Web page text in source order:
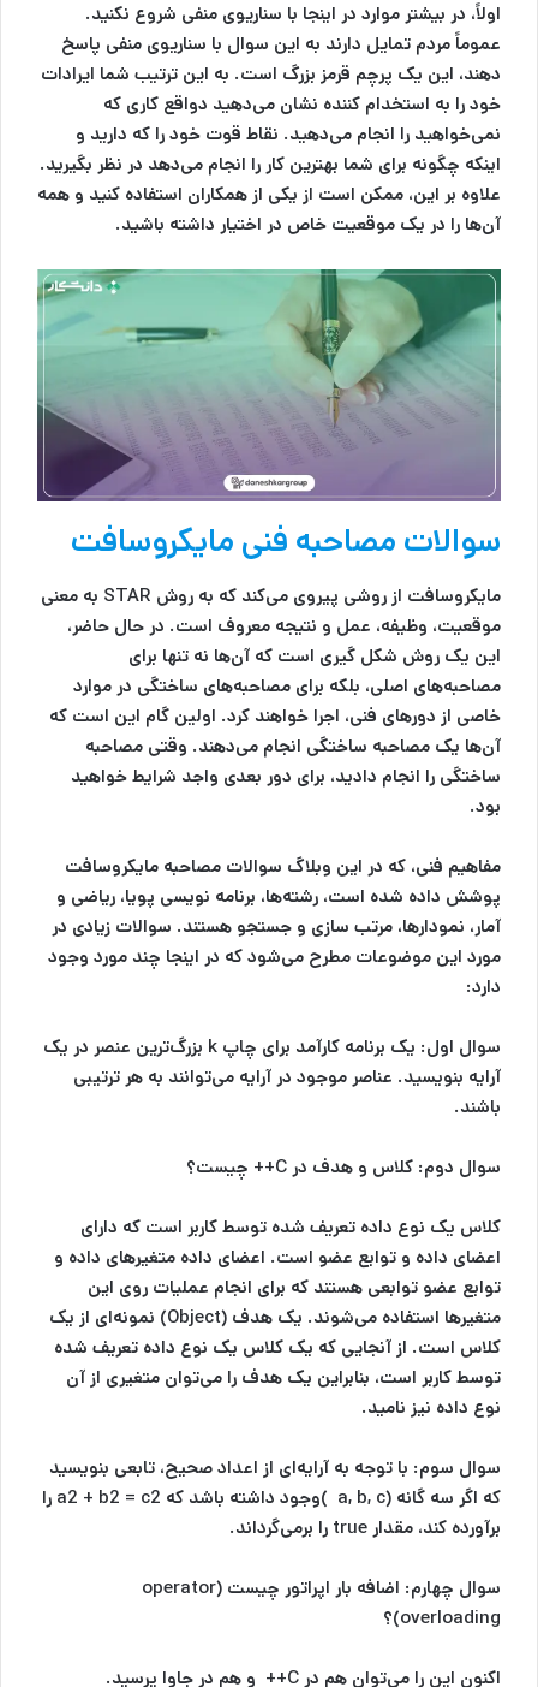
اولاً، در بیشتر موارد در اینجا با سناریوی منفی شروع نکنید.
عموماً مردم تمایل دارند به این سوال با سناریوی منفی پاسخ
دهند، این یک پرچم قرمز بزرگ است. به این ترتیب شما ایرادات
خود را به استخدام کننده نشان می‌دهید دواقع کاری که
نمی‌خواهید را انجام می‌دهید. نقاط قوت خود را که دارید و
اینکه چگونه برای شما بهترین کار را انجام می‌دهد در نظر بگیرید.
علاوه بر این، ممکن است از یکی از همکاران استفاده کنید و همه
آن‌ها را در یک موقعیت خاص در اختیار داشته باشید.
سوالات مصاحبه فنی مایکروسافت
مایکروسافت از روشی پیروی می‌کند که به روش STAR به معنی
موقعیت، وظیفه، عمل و نتیجه معروف است. در حال حاضر،
این یک روش شکل گیری است که آن‌ها نه تنها برای
مصاحبه‌های اصلی، بلکه برای مصاحبه‌های ساختگی در موارد
خاصی از دورهای فنی، اجرا خواهند کرد. اولین گام این است که
آن‌ها یک مصاحبه ساختگی انجام می‌دهند. وقتی مصاحبه
ساختگی را انجام دادید، برای دور بعدی واجد شرایط خواهید
بود.
مفاهیم فنی، که در این وبلاگ سوالات مصاحبه مایکروسافت
پوشش داده شده است، رشته‌ها، برنامه نویسی پویا، ریاضی و
آمار، نمودارها، مرتب سازی و جستجو هستند. سوالات زیادی در
مورد این موضوعات مطرح می‌شود که در اینجا چند مورد وجود
دارد:
سوال اول:
یک برنامه کارآمد برای چاپ k بزرگ‌ترین عنصر در یک
آرایه بنویسید. عناصر موجود در آرایه می‌توانند به هر ترتیبی
باشند.
سوال دوم: کلاس و هدف در C++ چیست؟
کلاس یک نوع داده تعریف شده توسط کاربر است که دارای
اعضای داده و توابع عضو است. اعضای داده متغیرهای داده و
توابع عضو توابعی هستند که برای انجام عملیات روی این
متغیرها استفاده می‌شوند. یک هدف (Object) نمونه‌ای از یک
کلاس است. از آنجایی که یک کلاس یک نوع داده تعریف شده
توسط کاربر است، بنابراین یک هدف را می‌توان متغیری از آن
نوع داده نیز نامید.
سوال سوم: با توجه به آرایه‌ای از اعداد صحیح، تابعی بنویسید
که اگر سه گانه (a, b, c )وجود داشته باشد که a2 + b2 = c2 را
برآورده کند، مقدار true را برمی‌گرداند.
سوال چهارم:
اضافه بار اپراتور چیست (operator
overloading)؟
اکنون این را می‌توان هم در C++ و هم در جاوا پرسید.